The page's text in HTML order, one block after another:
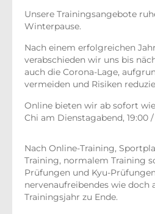
Unsere Trainingsangebote
Winterpause.
Nach einem erfolgreichen
verabschieden wir uns bis
auch die Corona-Lage,
vermeiden und Risiken
Online bieten wir ab sofort
Chi am Dienstagabend, 19:00 /
Nach Online-Training,
Training, normalem Training
Prüfungen und Kyu-
nervenaufreibendes wie doch
Trainingsjahr zu Ende.